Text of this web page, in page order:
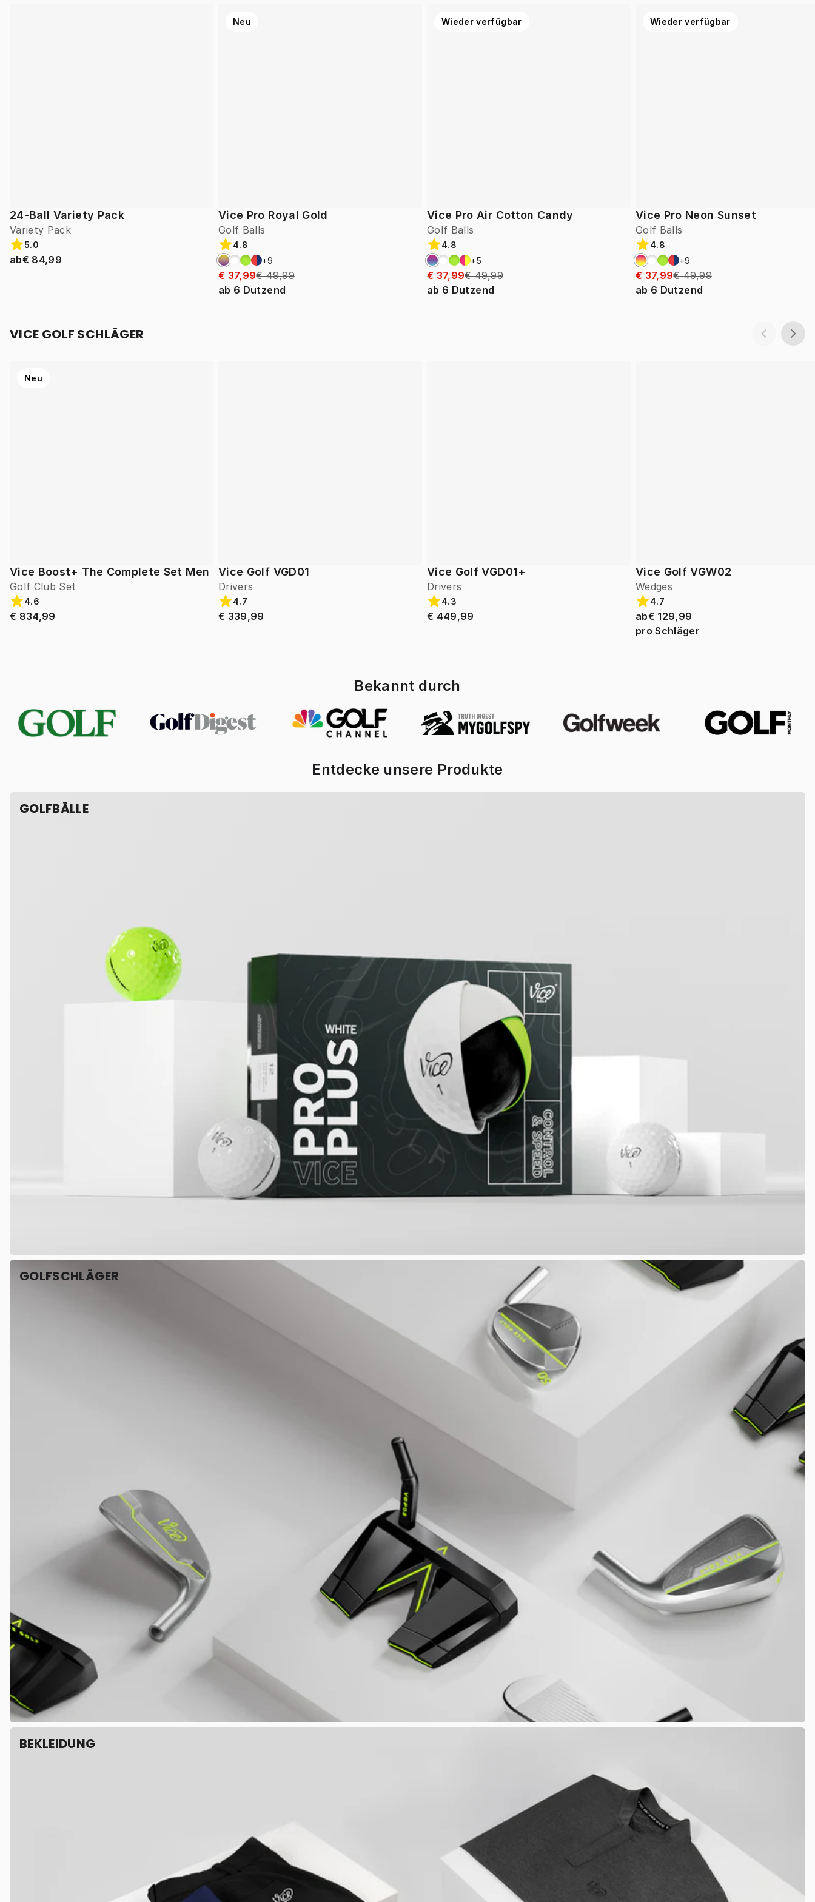
24-Ball Variety Pack
Variety Pack
5.0
ab€ 84,99
Vice Pro Royal Gold
Golf Balls
Neu
4.8
+9
€ 37,99€ 49,99
ab 6 Dutzend
Vice Pro Air Cotton Candy
Golf Balls
Wieder verfügbar
4.8
+5
€ 37,99€ 49,99
ab 6 Dutzend
Vice Pro Neon Sunset
Golf Balls
Wieder verfügbar
4.8
+9
€ 37,99€ 49,99
ab 6 Dutzend
VICE GOLF SCHLÄGER
Vice Boost+ The Complete Set Men
Golf Club Set
Neu
4.6
€ 834,99
Vice Golf VGD01
Drivers
4.7
€ 339,99
Vice Golf VGD01+
Drivers
4.3
€ 449,99
Vice Golf VGW02
Wedges
4.7
ab€ 129,99
pro Schläger
Bekannt durch
Entdecke unsere Produkte
GOLFBÄLLE
GOLFSCHLÄGER
BEKLEIDUNG